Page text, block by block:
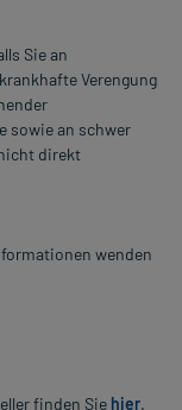
Sie an
Verengung
sowie an schwer
direkt
wenden
finden Sie hier.